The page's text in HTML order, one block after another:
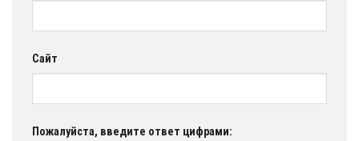
Сайт
Пожалуйста, введите ответ цифрами: